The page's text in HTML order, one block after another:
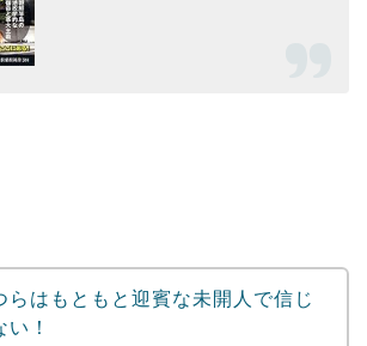
らはもともと迎賓な未開人で信じ
い！